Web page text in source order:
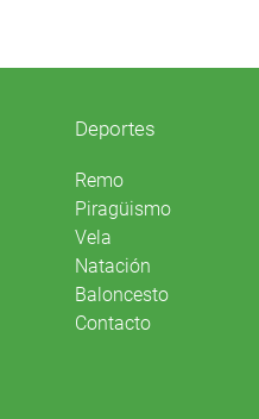
Deportes
Remo
Piragüismo
Vela
Natación
Baloncesto
Contacto